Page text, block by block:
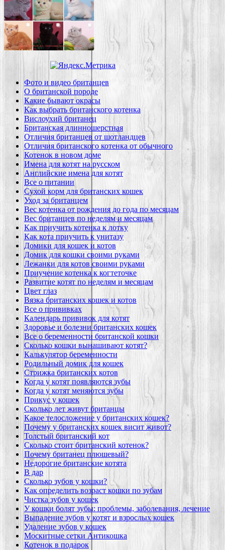
Фото и видео британцев
О британской породе
Какие бывают окрасы
Как выбрать британского котенка
Вислоухий британец
Британская длинношерстная
Отличия британцев от шотландцев
Отличия британского котенка от обычного
Котенок в новом доме
Имена для котят на русском
Английские имена для котят
Все о питании
Сухой корм для британских кошек
Уход за британцем
Вес котенка от рождения до года по месяцам
Вес британцев по неделям и месяцам
Как приучить котенка к лотку
Как кота приучить к унитазу
Домики для кошек и котов
Домик для кошки своими руками
Лежанки для котов своими руками
Приучение котенка к когтеточке
Развитие котят по неделям и месяцам
Цвет глаз
Вязка британских кошек и котов
Все о прививках
Календарь прививок для котят
Здоровье и болезни британских кошек
Все о беременности британской кошки
Сколько кошки вынашивают котят?
Калькулятор беременности
Родильный домик для кошек
Стрижка британских котов
Когда у котят появляются зубы
Когда у котят меняются зубы
Прикус у кошек
Сколько лет живут британцы
Какое телосложение у британских кошек?
Почему у британских кошек висит живот?
Толстый британский кот
Сколько стоит британский котенок?
Почему британец плюшевый?
Недорогие британские котята
В дар
Сколько зубов у кошки?
Как определить возраст кошки по зубам
Чистка зубов у кошек
У кошки болят зубы: проблемы, заболевания, лечение
Выпадение зубов у котят и взрослых кошек
Удаление зубов у кошек
Москитные сетки Антикошка
Котенок в подарок